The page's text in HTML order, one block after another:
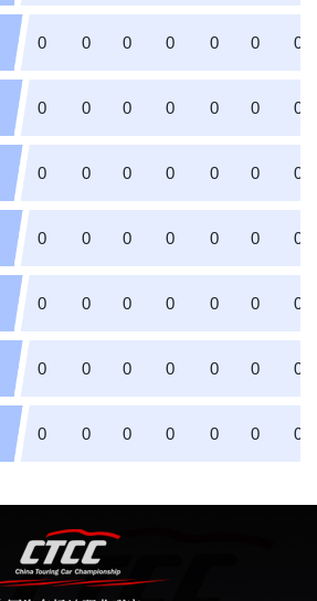
0 0 0 0 0 0 0
0 0 0 0 0 0 0
0 0 0 0 0 0 0
0 0 0 0 0 0 0
0 0 0 0 0 0 0
0 0 0 0 0 0 0
0 0 0 0 0 0 0